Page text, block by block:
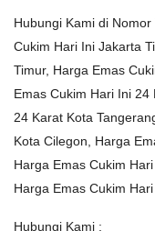
Hubungi Kami di
Cukim Hari Ini Jakarta
Timur, Harga Emas
Emas Cukim Hari Ini
24 Karat Kota
Kota Cilegon, Harga
Harga Emas Cukim
Harga Emas Cukim
Hubungi Kami :